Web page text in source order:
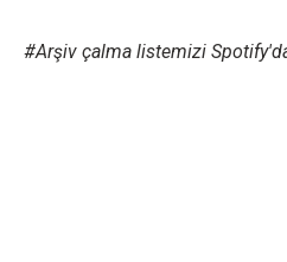
#Arşiv çalma listemizi